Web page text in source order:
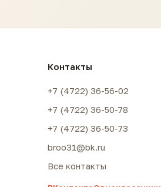
Контакты
+7 (4722) 36-56-02
+7 (4722) 36-50-78
+7 (4722) 36-50-73
broo31@bk.ru
Все контакты